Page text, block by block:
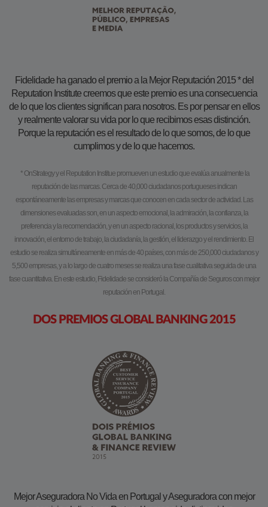
Fidelidade ha ganado el premio a la Mejor Reputación 2015 * del
Reputation Institute creemos que este premio es una consecuencia
de lo que los clientes significan para nosotros. Es por pensar en ellos
y realmente valorar su vida por lo que recibimos esas distinción.
Porque la reputación es el resultado de lo que somos, de lo que
cumplimos y de lo que hacemos.
* OnStrategy y el Reputation Institue promueven un estudio que evalúa anualmente la
reputación de las marcas. Cerca de 40,000 ciudadanos portugueses indican
espontáneamente las empresas y marcas que conocen en cada sector de actividad. Las
dimensiones evaluadas son, en un aspecto emocional, la admiración, la confianza, la
preferencia y la recomendación, y en un aspecto racional, los productos y servicios, la
innovación, el entorno de trabajo, la ciudadanía, la gestión, el liderazgo y el rendimiento. El
estudio se realiza simultáneamente en más de 40 países, con más de 250,000 ciudadanos y
5,500 empresas, y a lo largo de cuatro meses se realiza una fase cualitativa seguida de una
fase cuantitativa. En este estudio, Fidelidade se consideró la Compañía de Seguros con mejor
reputación en Portugal.
DOS PREMIOS GLOBAL BANKING 2015
Mejor Aseguradora No Vida en Portugal y Aseguradora con mejor